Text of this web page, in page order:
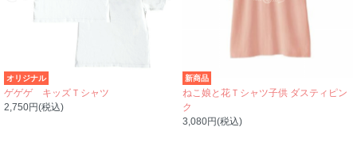
オリジナル
ゲゲゲ キッズＴシャツ
2,750円(税込)
新商品
ねこ娘と花Ｔシャツ子供 ダスティピン
ク
3,080円(税込)